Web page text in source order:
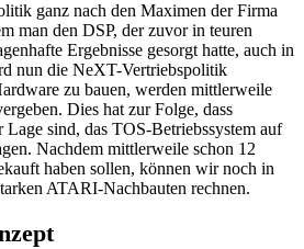
ganz nach den Maximen der Firma
man den DSP, der zuvor in teuren
Ergebnisse gesorgt hatte, auch in
nun die NeXT-Vertriebspolitik
zu bauen, werden mittlerweile
Dies hat zur Folge, dass
Lage sind, das TOS-Betriebssystem auf
Nachdem mittlerweile schon 12
haben sollen, können wir noch in
ATARI-Nachbauten rechnen.